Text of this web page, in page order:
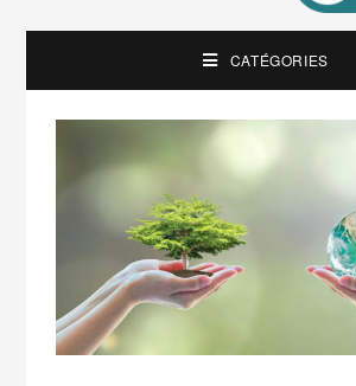
CATÉGORIES